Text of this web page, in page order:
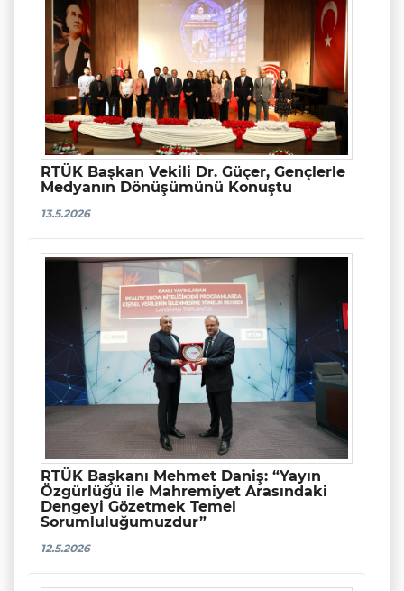
RTÜK Başkan Vekili Dr. Güçer, Gençlerle
Medyanın Dönüşümünü Konuştu
13.5.2026
RTÜK Başkanı Mehmet Daniş: “Yayın
Özgürlüğü ile Mahremiyet Arasındaki
Dengeyi Gözetmek Temel
Sorumluluğumuzdur”
12.5.2026